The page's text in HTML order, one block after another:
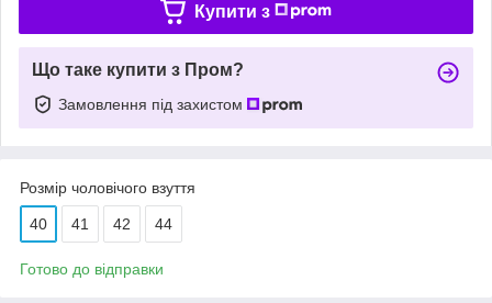
Купити з
Що таке купити з Пром?
Замовлення під захистом
Розмір чоловічого взуття
40 41 42 44
Готово до відправки